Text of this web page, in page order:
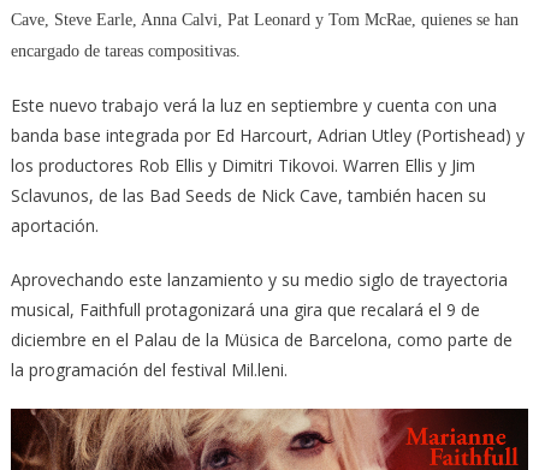
Cave, Steve Earle, Anna Calvi, Pat Leonard y Tom McRae, quienes se han
encargado de tareas compositivas.
Este nuevo trabajo verá la luz en septiembre y cuenta con una
banda base integrada por Ed Harcourt, Adrian Utley (Portishead) y
los productores Rob Ellis y Dimitri Tikovoi. Warren Ellis y Jim
Sclavunos, de las Bad Seeds de Nick Cave, también hacen su
aportación.
Aprovechando este lanzamiento y su medio siglo de trayectoria
musical, Faithfull protagonizará una gira que recalará el 9 de
diciembre en el Palau de la Müsica de Barcelona, como parte de
la programación del festival Mil.leni.